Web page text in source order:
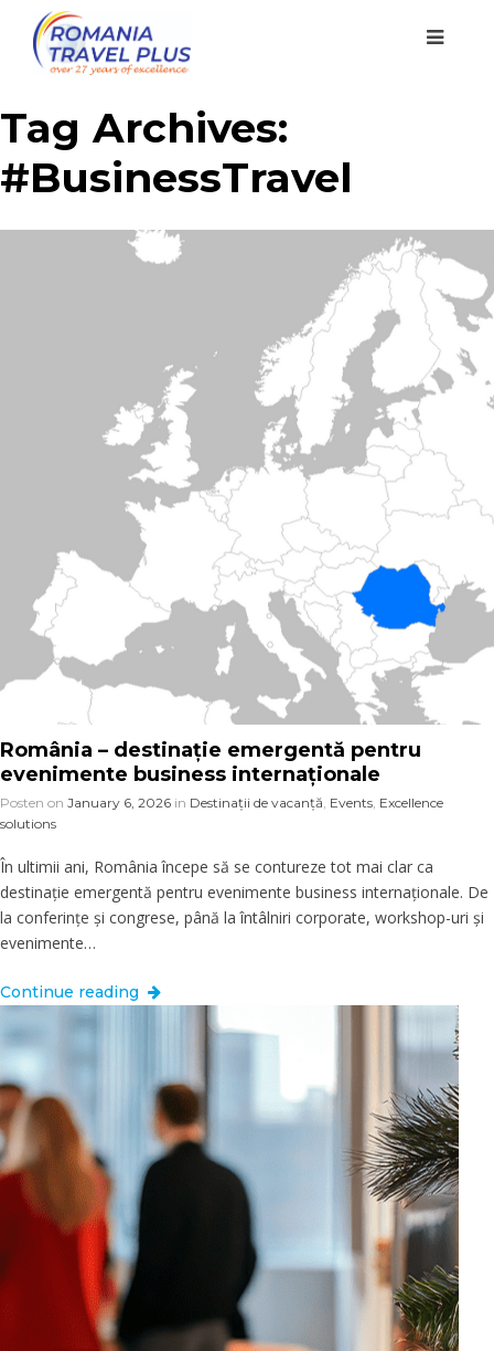
Tag Archives:
#BusinessTravel
România – destinație emergentă pentru
evenimente business internaționale
Posten on January 6, 2026 in Destinații de vacanță Events Excellence
solutions
În ultimii ani, România începe să se contureze tot mai clar ca
destinație emergentă pentru evenimente business internaționale. De
la conferințe și congrese, până la întâlniri corporate, workshop-uri și
evenimente…
Continue reading